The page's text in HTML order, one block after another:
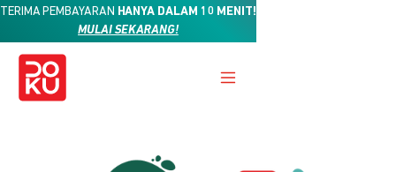
TERIMA PEMBAYARAN HANYA DALAM 10 MENIT!
MULAI SEKARANG!